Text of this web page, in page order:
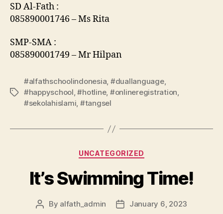
SD Al-Fath :
085890001746 – Ms Rita
SMP-SMA :
085890001749 – Mr Hilpan
#alfathschoolindonesia, #duallanguage,
#happyschool,#hotline, #onlineregistration,
#sekolahislami, #tangsel
UNCATEGORIZED
It’s Swimming Time!
By alfath_admin
January 6, 2023